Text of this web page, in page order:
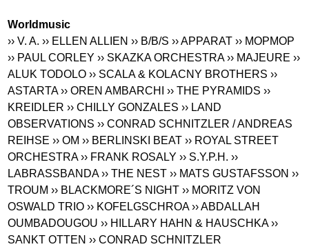
Worldmusic
›› V. A. ›› ELLEN ALLIEN ›› B/B/S ›› APPARAT ›› MOPMOP
›› PAUL CORLEY ›› SKAZKA ORCHESTRA ›› MAJEURE ››
ALUK TODOLO ›› SCALA & KOLACNY BROTHERS ››
ASTARTA ›› OREN AMBARCHI ›› THE PYRAMIDS ››
KREIDLER ›› CHILLY GONZALES ›› LAND
OBSERVATIONS ›› CONRAD SCHNITZLER / ANDREAS
REIHSE ›› OM ›› BERLINSKI BEAT ›› ROYAL STREET
ORCHESTRA ›› FRANK ROSALY ›› S.Y.P.H. ››
LABRASSBANDA ›› THE NEST ›› MATS GUSTAFSSON ››
TROUM ›› BLACKMORE´S NIGHT ›› MORITZ VON
OSWALD TRIO ›› KOFELGSCHROA ›› ABDALLAH
OUMBADOUGOU ›› HILLARY HAHN & HAUSCHKA ››
SANKT OTTEN ›› CONRAD SCHNITZLER